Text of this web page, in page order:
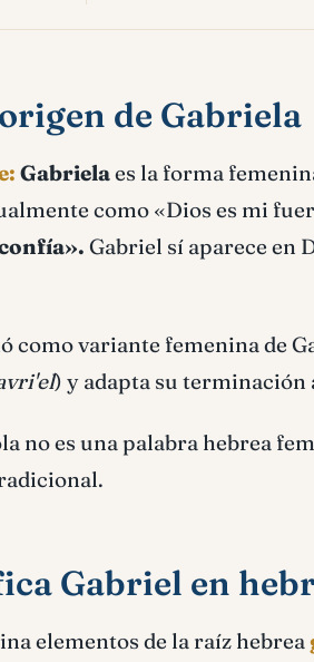
de Gabriela
Gabrielaes la forma
como «Dios es mi
Gabriel sí aparece en
como variante femenina de
) y adapta su terminación
no es una palabra hebrea
Gabriel en
elementos de la raíz hebrea